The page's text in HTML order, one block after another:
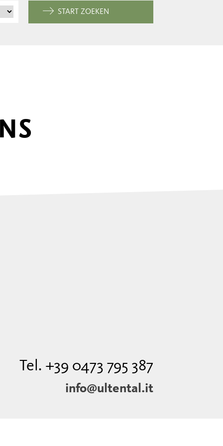
START ZOEKEN
Tel. +39 0473 795 387
info@ultental.it